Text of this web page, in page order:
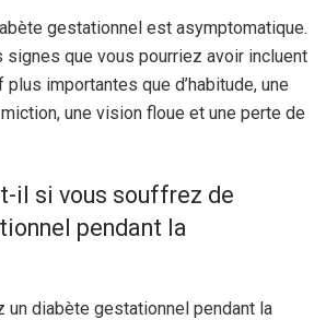
gestationnel est asymptomatique.
signes que vous pourriez avoir incluent
importantes que d’habitude, une
une vision floue et une perte de
il si vous souffrez de
pendant la
un diabète gestationnel pendant la